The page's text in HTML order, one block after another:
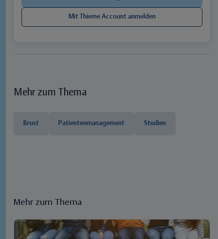
Mehr zum Thema
Brust Patientenmanagement Studien
Mehr zum Thema